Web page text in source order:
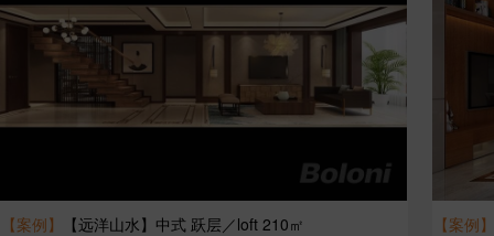
【案例】 【远洋山水】中式 跃层／loft 210㎡ 【案例】